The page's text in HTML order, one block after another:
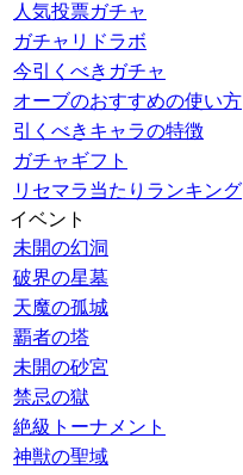
人気投票ガチャ
ガチャリドラボ
今引くべきガチャ
オーブのおすすめの使い方
引くべきキャラの特徴
ガチャギフト
リセマラ当たりランキング
イベント
未開の幻洞
破界の星墓
天魔の孤城
覇者の塔
未開の砂宮
禁忌の獄
絶級トーナメント
神獣の聖域